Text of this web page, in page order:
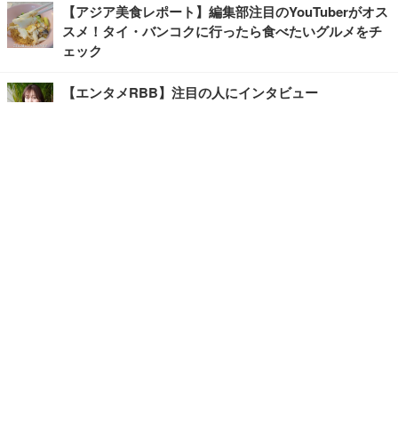
【アジア美食レポート】編集部注目のYouTuberがオス
スメ！タイ・バンコクに行ったら食べたいグルメをチ
ェック
【エンタメRBB】注目の人にインタビュー